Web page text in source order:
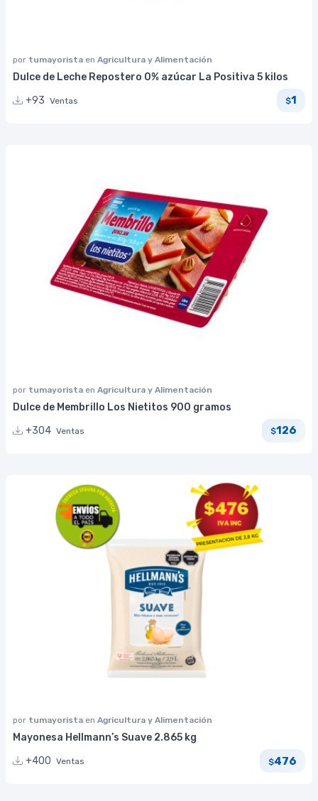
por tumayorista en Agricultura y Alimentación
Dulce de Leche Repostero 0% azúcar La Positiva 5 kilos
+93 Ventas $1
por tumayorista en Agricultura y Alimentación
Dulce de Membrillo Los Nietitos 900 gramos
+304 Ventas $126
por tumayorista en Agricultura y Alimentación
Mayonesa Hellmann’s Suave 2.865 kg
+400 Ventas $476